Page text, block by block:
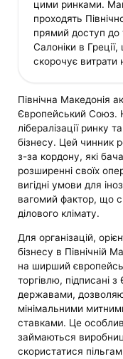
цими ринками.
проходять
прямий доступ до
Салоніки в
скорочує витрати
Північна Македонія
Європейський Союз.
лібералізації ринку
бізнесу. Цей чинник
з-за кордону, які
розширенні своїх
вигідні умови для
вагомий фактор, що
ділового клімату.
Для організацій,
бізнесу в Північній
на ширший
торгівлю, підписані
державами,
мінімальними
ставками. Це
займаються
скористатися